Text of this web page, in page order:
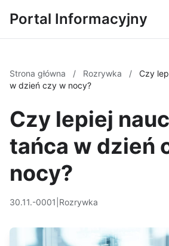
Portal Informacyjny
Strona główna / Rozrywka /
Czy
w dzień czy w nocy?
Czy lepiej
tańca w dzień
nocy?
30.11.-0001 Rozrywka